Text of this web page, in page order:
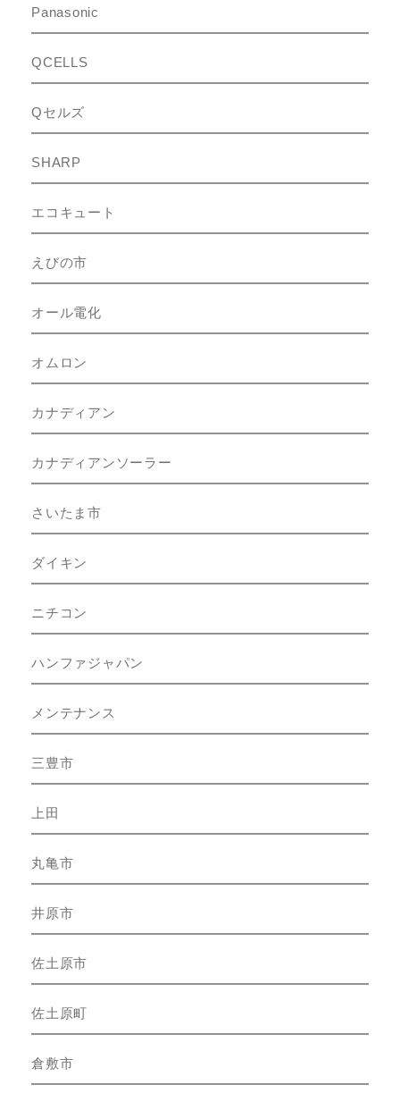
Panasonic
QCELLS
Qセルズ
SHARP
エコキュート
えびの市
オール電化
オムロン
カナディアン
カナディアンソーラー
さいたま市
ダイキン
ニチコン
ハンファジャパン
メンテナンス
三豊市
上田
丸亀市
井原市
佐土原市
佐土原町
倉敷市